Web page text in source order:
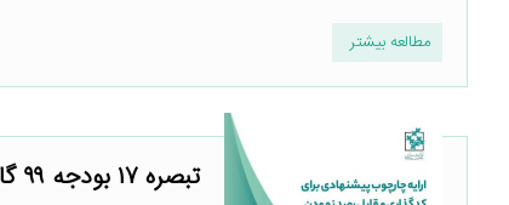
مطالعه بیشتر
تبصره ۱۷ بودجه ۹۹ گامی برای رصدپذیری بودجه